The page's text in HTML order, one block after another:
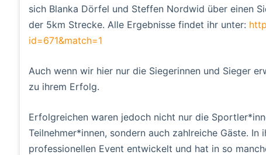
sich Blanka Dörfel und Steffen Nordwid über einen
der 5km Strecke. Alle Ergebnisse findet ihr unter:
id=671&match=1
Auch wenn wir hier nur die Siegerinnen und Sieger
zu ihrem Erfolg.
Erfolgreichen waren jedoch nicht nur die
Teilnehmer*innen, sondern auch zahlreiche Gäste.
professionellen Event entwickelt und hat in so